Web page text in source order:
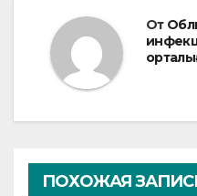
От
ПОХОЖАЯ